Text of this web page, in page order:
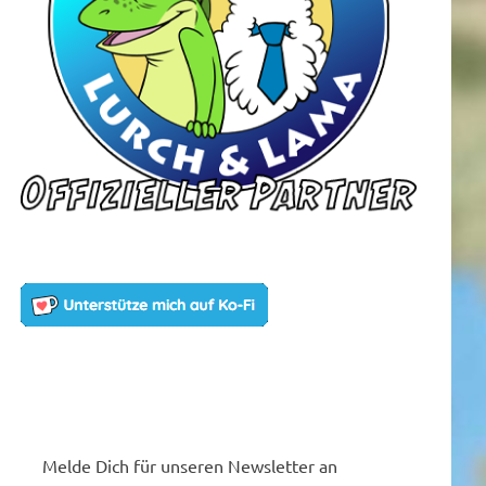
Melde Dich für unseren Newsletter an